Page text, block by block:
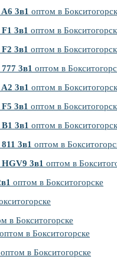
3в1 оптом в
3в1 оптом в
3в1 оптом в
3в1 оптом в
3в1 оптом в
3в1 оптом в
3в1 оптом в
3в1 оптом в
3в1 оптом в
оптом в Бокситогорске
в Бокситогорске
оптом в Бокситогорске
оптом в Бокситогорске